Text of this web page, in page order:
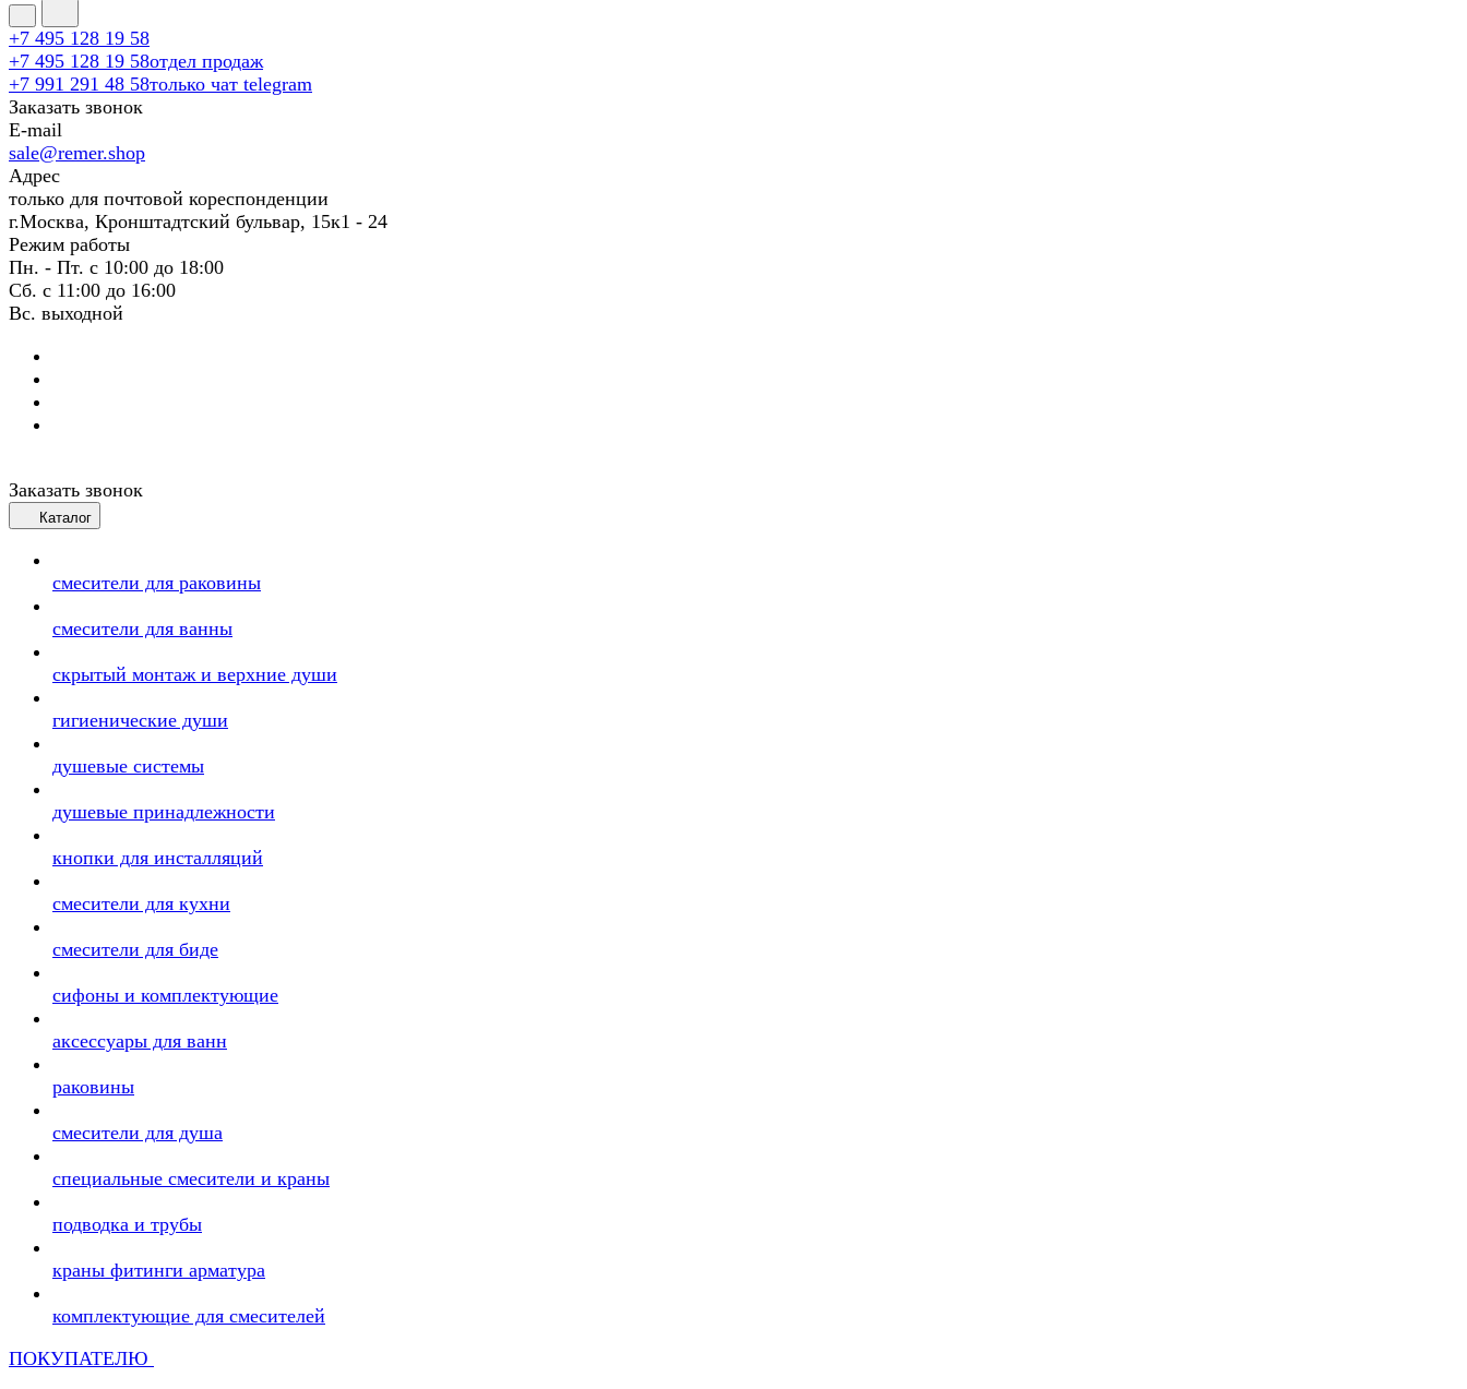
+7 495 128 19 58
+7 495 128 19 58отдел продаж
+7 991 291 48 58только чат telegram
Заказать звонок
E-mail
sale@remer.shop
Адрес
только для почтовой кореспонденции
г.Москва, Кронштадтский бульвар, 15к1 - 24
Режим работы
Пн. - Пт. с 10:00 до 18:00
Сб. с 11:00 до 16:00
Вс. выходной
Заказать звонок
Каталог
смесители для раковины
смесители для ванны
скрытый монтаж и верхние души
гигиенические души
душевые системы
душевые принадлежности
кнопки для инсталляций
смесители для кухни
смесители для биде
сифоны и комплектующие
аксессуары для ванн
раковины
смесители для душа
специальные смесители и краны
подводка и трубы
краны фитинги арматура
комплектующие для смесителей
ПОКУПАТЕЛЮ